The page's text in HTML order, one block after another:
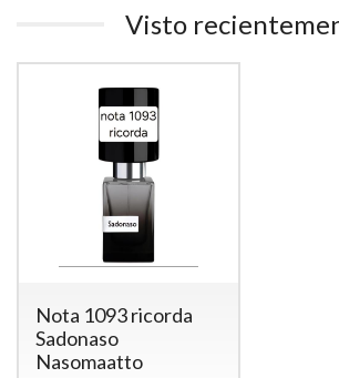
Visto
Nota 1093 ricorda
Sadonaso
Nasomaatto